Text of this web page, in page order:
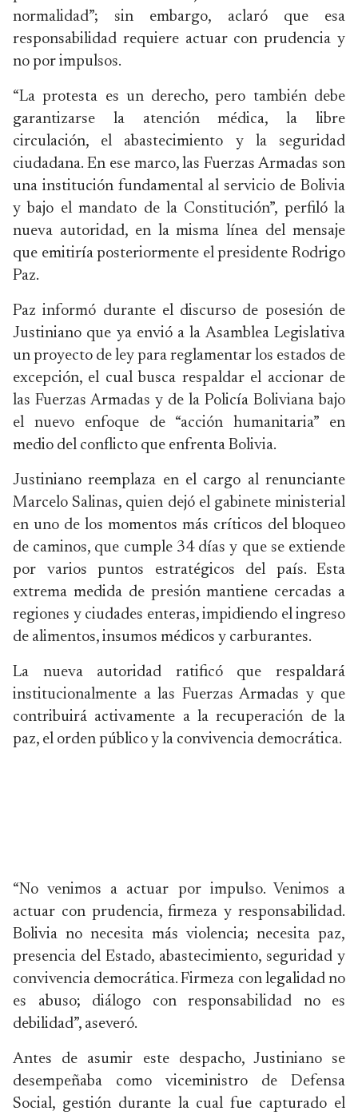
normalidad”; sin embargo, aclaró que esa
responsabilidad requiere actuar con prudencia y
no por impulsos.
“La protesta es un derecho, pero también debe
garantizarse la atención médica, la libre
circulación, el abastecimiento y la seguridad
ciudadana. En ese marco, las Fuerzas Armadas son
una institución fundamental al servicio de Bolivia
y bajo el mandato de la Constitución”, perfiló la
nueva autoridad, en la misma línea del mensaje
que emitiría posteriormente el presidente Rodrigo
Paz.
Paz informó durante el discurso de posesión de
Justiniano que ya envió a la Asamblea Legislativa
un proyecto de ley para reglamentar los estados de
excepción, el cual busca respaldar el accionar de
las Fuerzas Armadas y de la Policía Boliviana bajo
el nuevo enfoque de “acción humanitaria” en
medio del conflicto que enfrenta Bolivia.
Justiniano reemplaza en el cargo al renunciante
Marcelo Salinas, quien dejó el gabinete ministerial
en uno de los momentos más críticos del bloqueo
de caminos, que cumple 34 días y que se extiende
por varios puntos estratégicos del país. Esta
extrema medida de presión mantiene cercadas a
regiones y ciudades enteras, impidiendo el ingreso
de alimentos, insumos médicos y carburantes.
La nueva autoridad ratificó que respaldará
institucionalmente a las Fuerzas Armadas y que
contribuirá activamente a la recuperación de la
paz, el orden público y la convivencia democrática.
“No venimos a actuar por impulso. Venimos a
actuar con prudencia, firmeza y responsabilidad.
Bolivia no necesita más violencia; necesita paz,
presencia del Estado, abastecimiento, seguridad y
convivencia democrática. Firmeza con legalidad no
es abuso; diálogo con responsabilidad no es
debilidad”, aseveró.
Antes de asumir este despacho, Justiniano se
desempeñaba como viceministro de Defensa
Social, gestión durante la cual fue capturado el